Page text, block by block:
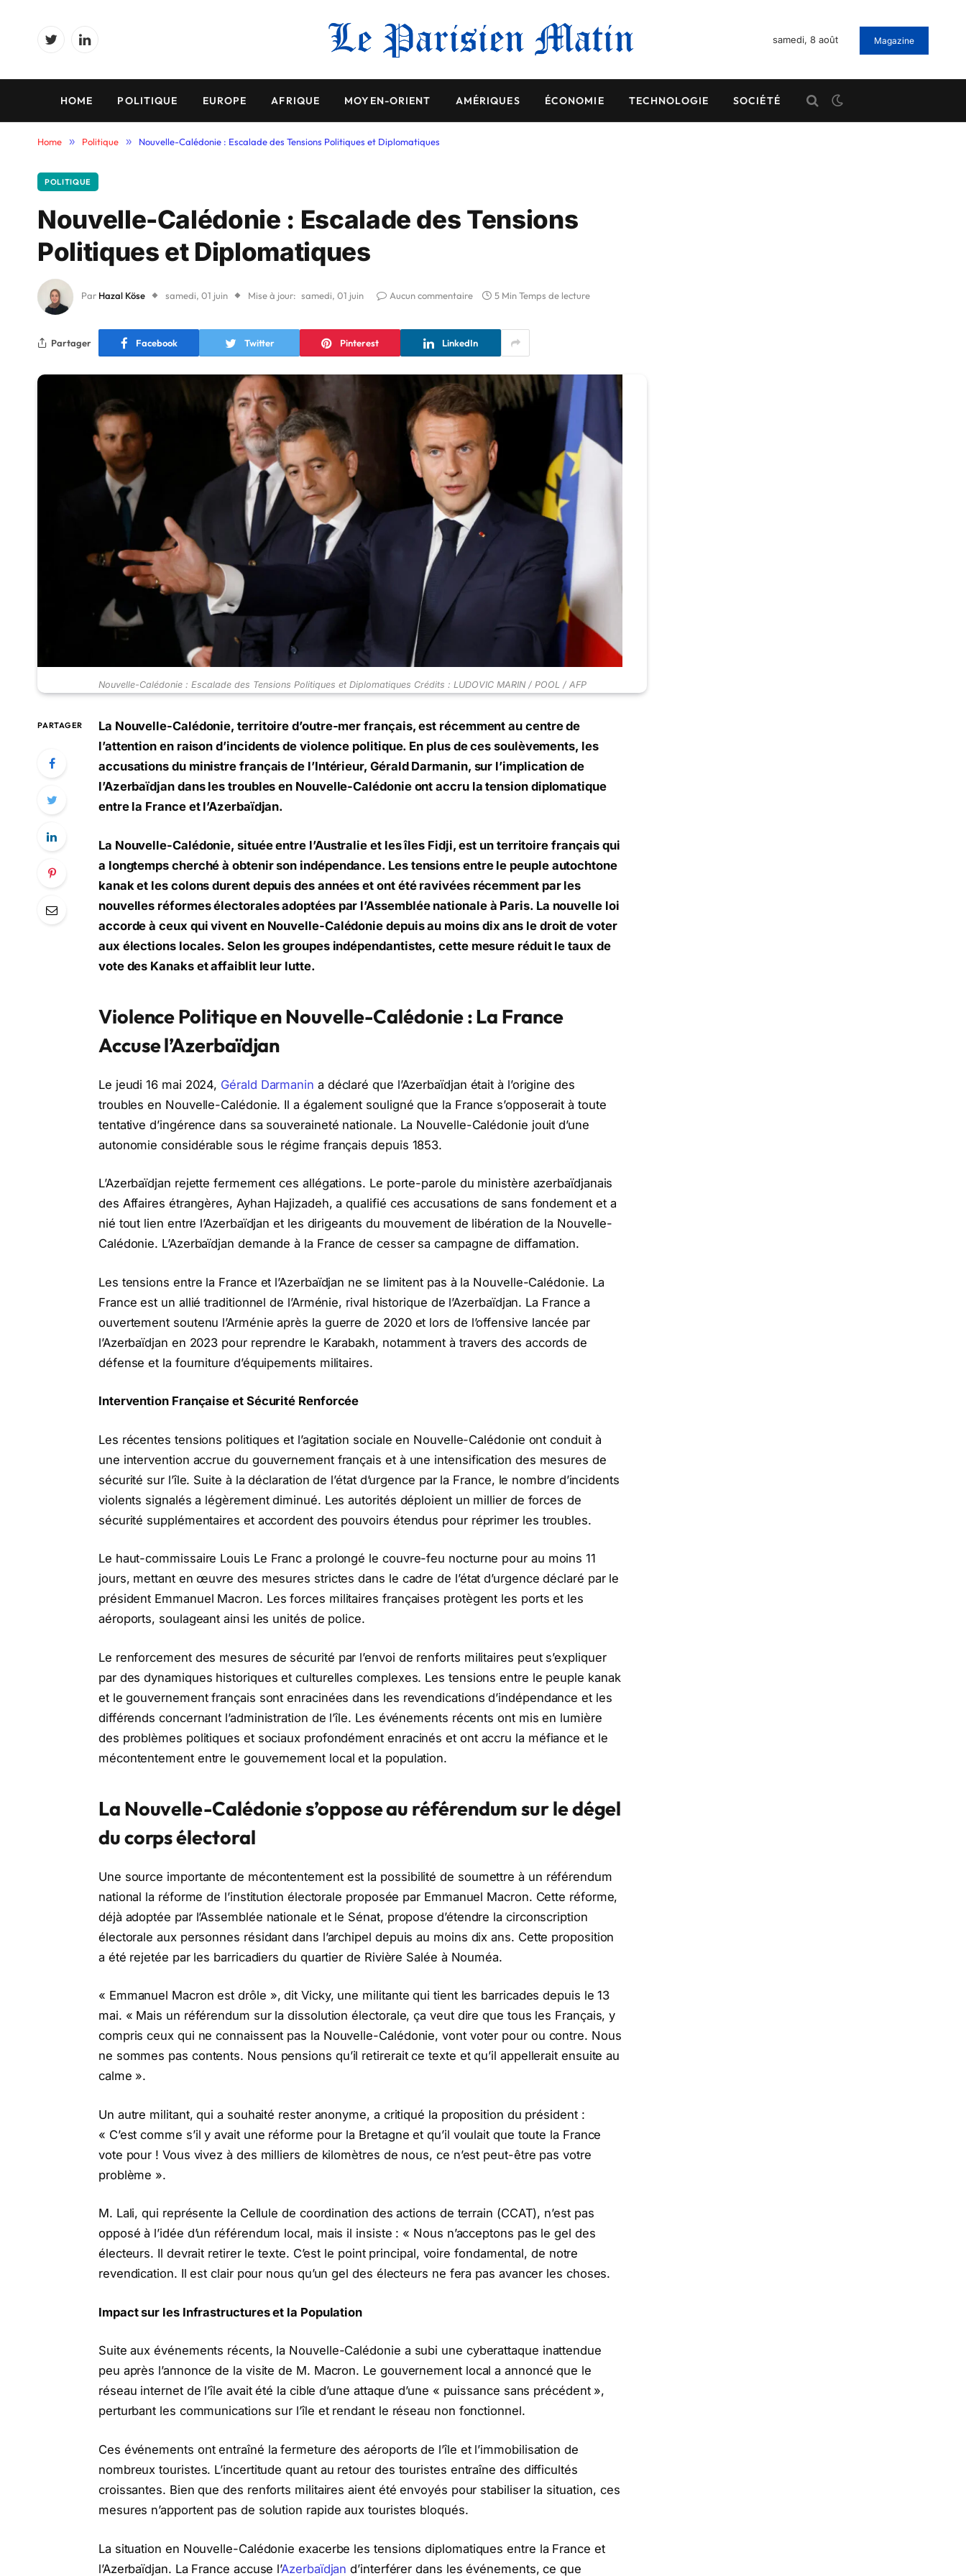
TwitterLinkedIn
samedi, 8 août Magazine
HOME POLITIQUE EUROPE AFRIQUE MOYEN-ORIENT AMÉRIQUES ÉCONOMIE TECHNOLOGIE SOCIÉTÉ
Home » Politique » Nouvelle-Calédonie : Escalade des Tensions Politiques et Diplomatiques
POLITIQUE
Nouvelle-Calédonie : Escalade des Tensions
Politiques et Diplomatiques
Par Hazal Köse samedi, 01 juin Mise à jour: samedi, 01 juin Aucun commentaire 5 Min Temps de lecture
Partager Facebook Twitter Pinterest LinkedIn
Nouvelle-Calédonie : Escalade des Tensions Politiques et Diplomatiques Crédits : LUDOVIC MARIN / POOL / AFP
PARTAGER
La Nouvelle-Calédonie, territoire d’outre-mer français, est récemment au centre de
l’attention en raison d’incidents de violence politique. En plus de ces soulèvements, les
accusations du ministre français de l’Intérieur, Gérald Darmanin, sur l’implication de
l’Azerbaïdjan dans les troubles en Nouvelle-Calédonie ont accru la tension diplomatique
entre la France et l’Azerbaïdjan.
La Nouvelle-Calédonie, située entre l’Australie et les îles Fidji, est un territoire français qui
a longtemps cherché à obtenir son indépendance. Les tensions entre le peuple autochtone
kanak et les colons durent depuis des années et ont été ravivées récemment par les
nouvelles réformes électorales adoptées par l’Assemblée nationale à Paris. La nouvelle loi
accorde à ceux qui vivent en Nouvelle-Calédonie depuis au moins dix ans le droit de voter
aux élections locales. Selon les groupes indépendantistes, cette mesure réduit le taux de
vote des Kanaks et affaiblit leur lutte.
Violence Politique en Nouvelle-Calédonie : La France
Accuse l’Azerbaïdjan
Le jeudi 16 mai 2024, Gérald Darmanin a déclaré que l’Azerbaïdjan était à l’origine des
troubles en Nouvelle-Calédonie. Il a également souligné que la France s’opposerait à toute
tentative d’ingérence dans sa souveraineté nationale. La Nouvelle-Calédonie jouit d’une
autonomie considérable sous le régime français depuis 1853.
L’Azerbaïdjan rejette fermement ces allégations. Le porte-parole du ministère azerbaïdjanais
des Affaires étrangères, Ayhan Hajizadeh, a qualifié ces accusations de sans fondement et a
nié tout lien entre l’Azerbaïdjan et les dirigeants du mouvement de libération de la Nouvelle-
Calédonie. L’Azerbaïdjan demande à la France de cesser sa campagne de diffamation.
Les tensions entre la France et l’Azerbaïdjan ne se limitent pas à la Nouvelle-Calédonie. La
France est un allié traditionnel de l’Arménie, rival historique de l’Azerbaïdjan. La France a
ouvertement soutenu l’Arménie après la guerre de 2020 et lors de l’offensive lancée par
l’Azerbaïdjan en 2023 pour reprendre le Karabakh, notamment à travers des accords de
défense et la fourniture d’équipements militaires.
Intervention Française et Sécurité Renforcée
Les récentes tensions politiques et l’agitation sociale en Nouvelle-Calédonie ont conduit à
une intervention accrue du gouvernement français et à une intensification des mesures de
sécurité sur l’île. Suite à la déclaration de l’état d’urgence par la France, le nombre d’incidents
violents signalés a légèrement diminué. Les autorités déploient un millier de forces de
sécurité supplémentaires et accordent des pouvoirs étendus pour réprimer les troubles.
Le haut-commissaire Louis Le Franc a prolongé le couvre-feu nocturne pour au moins 11
jours, mettant en œuvre des mesures strictes dans le cadre de l’état d’urgence déclaré par le
président Emmanuel Macron. Les forces militaires françaises protègent les ports et les
aéroports, soulageant ainsi les unités de police.
Le renforcement des mesures de sécurité par l’envoi de renforts militaires peut s’expliquer
par des dynamiques historiques et culturelles complexes. Les tensions entre le peuple kanak
et le gouvernement français sont enracinées dans les revendications d’indépendance et les
différends concernant l’administration de l’île. Les événements récents ont mis en lumière
des problèmes politiques et sociaux profondément enracinés et ont accru la méfiance et le
mécontentement entre le gouvernement local et la population.
La Nouvelle-Calédonies’oppose au référendum sur le dégel
du corps électoral
Une source importante de mécontentement est la possibilité de soumettre à un référendum
national la réforme de l’institution électorale proposée par Emmanuel Macron. Cette réforme,
déjà adoptée par l’Assemblée nationale et le Sénat, propose d’étendre la circonscription
électorale aux personnes résidant dans l’archipel depuis au moins dix ans. Cette proposition
a été rejetée par les barricadiers du quartier de Rivière Salée à Nouméa.
« Emmanuel Macron est drôle », dit Vicky, une militante qui tient les barricades depuis le 13
mai. « Mais un référendum sur la dissolution électorale, ça veut dire que tous les Français, y
compris ceux qui ne connaissent pas la Nouvelle-Calédonie, vont voter pour ou contre. Nous
ne sommes pas contents. Nous pensions qu’il retirerait ce texte et qu’il appellerait ensuite au
calme ».
Un autre militant, qui a souhaité rester anonyme, a critiqué la proposition du président :
« C’est comme s’il y avait une réforme pour la Bretagne et qu’il voulait que toute la France
vote pour ! Vous vivez à des milliers de kilomètres de nous, ce n’est peut-être pas votre
problème ».
M. Lali, qui représente la Cellule de coordination des actions de terrain (CCAT), n’est pas
opposé à l’idée d’un référendum local, mais il insiste : « Nous n’acceptons pas le gel des
électeurs. Il devrait retirer le texte. C’est le point principal, voire fondamental, de notre
revendication. Il est clair pour nous qu’un gel des électeurs ne fera pas avancer les choses.
Impact sur les Infrastructures et la Population
Suite aux événements récents, la Nouvelle-Calédonie a subi une cyberattaque inattendue
peu après l’annonce de la visite de M. Macron. Le gouvernement local a annoncé que le
réseau internet de l’île avait été la cible d’une attaque d’une « puissance sans précédent »,
perturbant les communications sur l’île et rendant le réseau non fonctionnel.
Ces événements ont entraîné la fermeture des aéroports de l’île et l’immobilisation de
nombreux touristes. L’incertitude quant au retour des touristes entraîne des difficultés
croissantes. Bien que des renforts militaires aient été envoyés pour stabiliser la situation, ces
mesures n’apportent pas de solution rapide aux touristes bloqués.
La situation en Nouvelle-Calédonie exacerbe les tensions diplomatiques entre la France et
l’Azerbaïdjan. La France accuse l’Azerbaïdjan d’interférer dans les événements, ce que